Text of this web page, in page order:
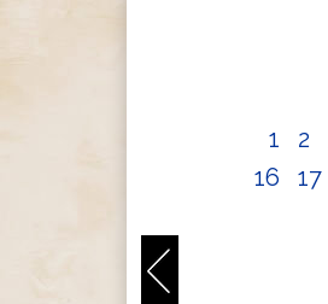
1 2
16
17